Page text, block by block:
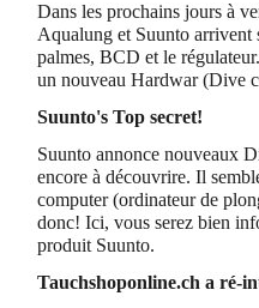
Dans les prochains jours à
Aqualung et Suunto arrivent
palmes, BCD et le
un nouveau Hardwar (Dive
Suunto's Top secret!
Suunto annonce nouveaux
encore à découvrire. Il
computer (ordinateur de
donc! Ici, vous serez bien
produit Suunto.
Tauchshoponline.ch a ré-